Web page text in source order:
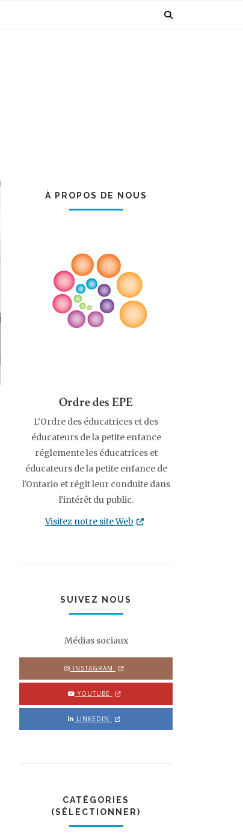
À PROPOS DE NOUS
Ordre des EPE
​​​L’Ordre des éducatrices et des
éducateurs de la petite enfance
réglemente les éducatrices et
éducateurs de la petite enfance de
l'Ontario et régit leur conduite dans
l'intérêt du public.
Visitez notre site Web Opens in new tab or window
SUIVEZ NOUS
Médias sociaux
INSTAGRAM OPENS IN NEW TAB OR WINDOW
YOUTUBE OPENS IN NEW TAB OR WINDOW
LINKEDIN OPENS IN NEW TAB OR WINDOW
CATÉGORIES
(SÉLECTIONNER)